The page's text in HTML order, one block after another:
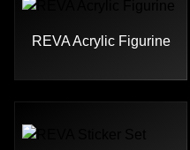
REVA Acrylic Figurine